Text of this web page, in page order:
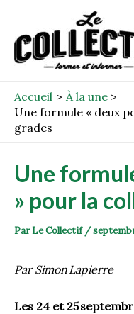
contenu
Accueil
À la une
Une formule « deux
grades
Une
» pour la
ParLe Collectif /
Par Simon Lapierre
Les 24 et 25
navigation